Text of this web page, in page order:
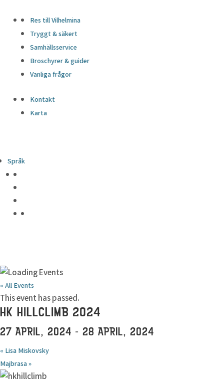
Res till Vilhelmina
Tryggt & säkert
Samhällsservice
Broschyrer & guider
Vanliga frågor
Kontakt
Karta
Språk
« All Events
This event has passed.
HK HILLCLIMB 2024
27 APRIL, 2024 - 28 APRIL, 2024
« Lisa Miskovsky
Majbrasa»